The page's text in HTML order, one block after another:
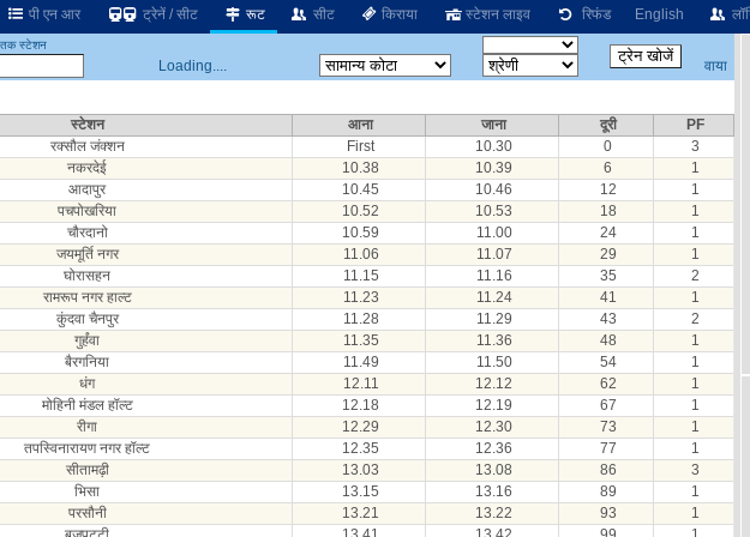
पी एन आर ट्रेनें / सीट रूट सीट किराया स्टेशन लाइव रिफंड English
तक स्टेशन
Loading.... वाया
स्टेशन आना जाना दूरी
PF
रक्सौल जंक्शन First 10.30 0
3
नकरदेई 10.38 10.39 6
1
आदापुर 10.45 10.46 12
1
पचपोखरिया 10.52 10.53 18
1
चौरदानो 10.59 11.00 24
1
जयमूर्ति नगर 11.06 11.07 29
1
घोरासहन 11.15 11.16 35
2
रामरूप नगर हाल्ट 11.23 11.24 41
1
कुंदवा चैनपुर 11.28 11.29 43
2
गुर्हंवा 11.35 11.36 48
1
बैरगनिया 11.49 11.50 54
1
धंग 12.11 12.12 62
1
मोहिनी मंडल हॉल्ट 12.18 12.19 67
1
रीगा 12.29 12.30 73
1
तपस्विनारायण नगर हॉल्ट 12.35 12.36 77
1
सीतामढ़ी 13.03 13.08 86
3
भिसा 13.15 13.16 89
1
परसौनी 13.21 13.22 93
1